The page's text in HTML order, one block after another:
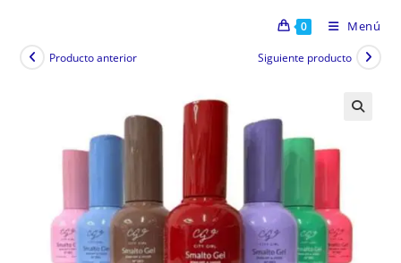
0 Menú
Producto anterior Siguiente producto